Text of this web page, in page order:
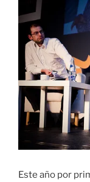
Este año por